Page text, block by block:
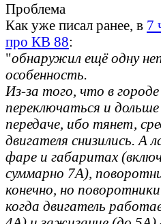
Проблема
Как уже писал ранее, в 7
про КВ 88:
"обнаружил ещё одну
особенность.
Из-за того, что в
переключаться и
передаче, ибо тянет,
двигателя снизились. А
фаре и габаритах
суммарно 7А),
конечно, но
когда двигатель